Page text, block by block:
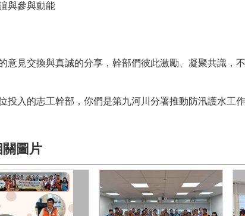
與參與動能
意見交換與真誠的分享，幹部們彼此激勵、凝聚共識，
投入的志工幹部，你們是第九河川分署推動防汛護水工
關圖片